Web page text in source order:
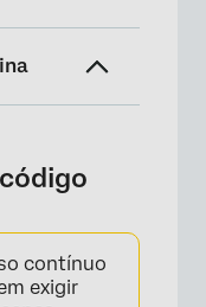
código com
contínuo
exigir